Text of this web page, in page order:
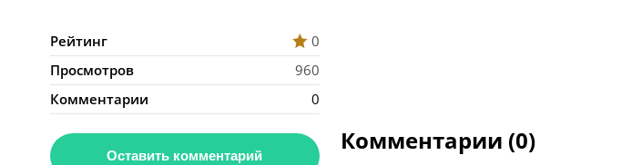
Рейтинг
0
Просмотров
960
Комментарии
0
Оставить комментарий
Комментарии (0)